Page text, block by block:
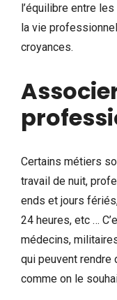
l’équilibre entre
la vie
croyances.
Certains métiers
travail de nuit,
ends et jours
24 heures, etc …
médecins,
qui peuvent
comme on le